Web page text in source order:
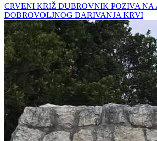
CRVENI KRIŽ DUBROVNIK POZIVA NA
DOBROVOLJNOG DARIVANJA KRVI